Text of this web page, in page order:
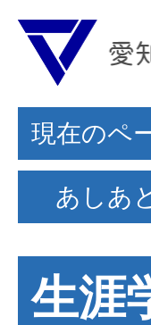
現在のペ
あしあ
生涯